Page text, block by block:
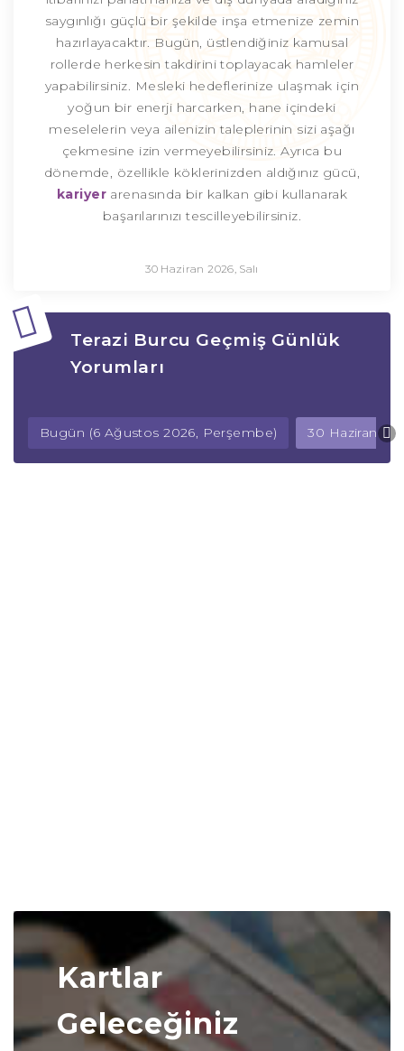
saygınlığı güçlü bir şekilde inşa etmenize zemin
hazırlayacaktır. Bugün, üstlendiğiniz kamusal
rollerde herkesin takdirini toplayacak hamleler
yapabilirsiniz. Mesleki hedeflerinize ulaşmak için
yoğun bir enerji harcarken, hane içindeki
meselelerin veya ailenizin taleplerinin sizi aşağı
çekmesine izin vermeyebilirsiniz. Ayrıca bu
dönemde, özellikle köklerinizden aldığınız gücü,
kariyerarenasında bir kalkan gibi kullanarak
başarılarınızı tescilleyebilirsiniz.
30 Haziran 2026, Salı
Terazi Burcu Geçmiş Günlük
Yorumları
Bugün (6 Ağustos 2026, Perşembe) 30 Haziran
Kartlar
Geleceğiniz